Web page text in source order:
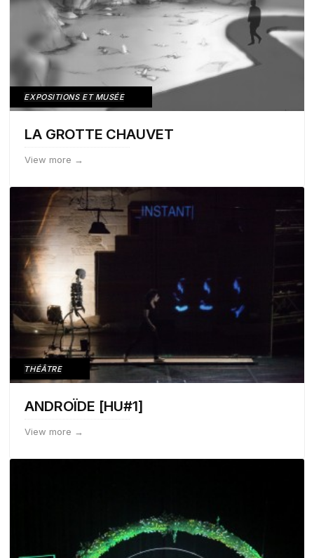
EXPOSITIONS ET MUSÉE
LA GROTTE CHAUVET
View more →
THÉÂTRE
ANDROÏDE [HU#1]
View more →